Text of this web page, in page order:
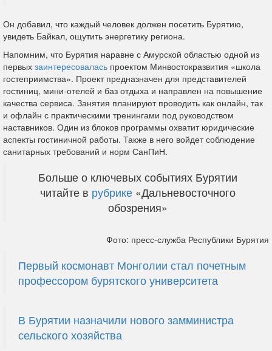
Он добавил, что каждый человек должен посетить Бурятию,
увидеть Байкал, ощутить энергетику региона.
Напомним, что Бурятия наравне с Амурской областью одной из
первых заинтересовалась проектом Минвостокразвития «школа
гостеприимства». Проект предназначен для представителей
гостиниц, мини-отелей и баз отдыха и направлен на повышение
качества сервиса. Занятия планируют проводить как онлайн, так
и офлайн с практическими тренингами под руководством
наставников. Один из блоков программы охватит юридические
аспекты гостиничной работы. Также в него войдет соблюдение
санитарных требований и норм СанПиН.
Больше о ключевых событиях Бурятии
читайте в рубрике«Дальневосточного
обозрения»
Фото: пресс-служба Республики Бурятия
Первый космонавт Монголии стал почетным
профессором бурятского университета
В Бурятии назначили нового замминистра
сельского хозяйства